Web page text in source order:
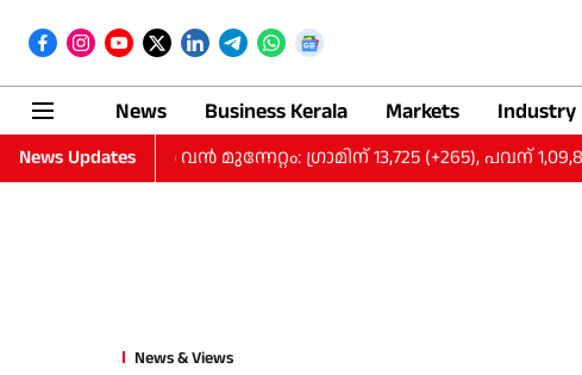
News Business Kerala Markets Industry
News Updates
വിലയിൽ വന്‍ മുന്നേറ്റം: ഗ്രാമിന് 13,725 (+265), പവന് 1,09,800
News & Views